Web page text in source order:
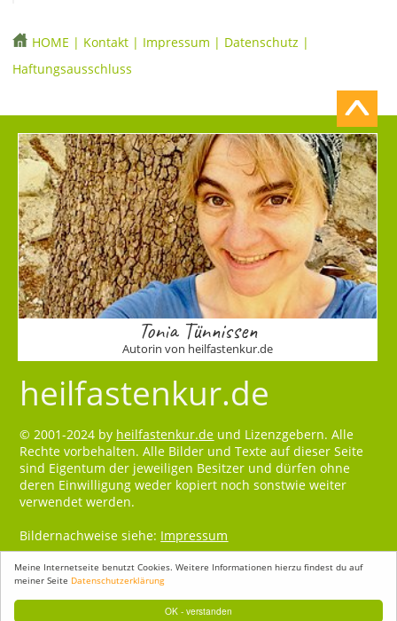
OK - verstanden
Meine Internetseite benutzt Cookies. Weitere Informationen hierzu findest du auf
meiner Seite Datenschutzerklärung
HOME | Kontakt | Impressum | Datenschutz |
Haftungsausschluss
Tonia Tünnissen
Autorin von heilfastenkur.de
heilfastenkur.de
© 2001-2024 by heilfastenkur.de und Lizenzgebern. Alle
Rechte vorbehalten. Alle Bilder und Texte auf dieser Seite
sind Eigentum der jeweiligen Besitzer und dürfen ohne
deren Einwilligung weder kopiert noch sonstwie weiter
verwendet werden.
Bildernachweise siehe: Impressum